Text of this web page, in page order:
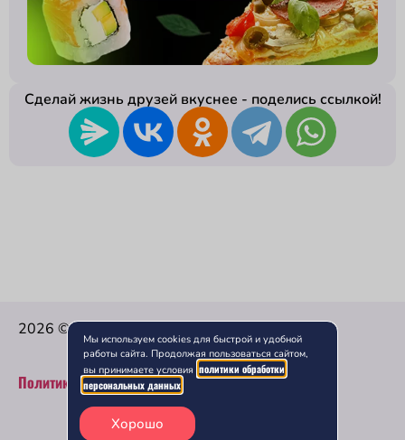
Сделай жизнь друзей вкуснее - поделись ссылкой!
2026 © Ниндзя — Доставка Вкусной еды.
Политика конфиденциальности
0₽
Мы используем cookies для быстрой и удобной
работы сайта. Продолжая пользоваться сайтом,
вы принимаете условия политики обработки
персональных данных
Хорошо